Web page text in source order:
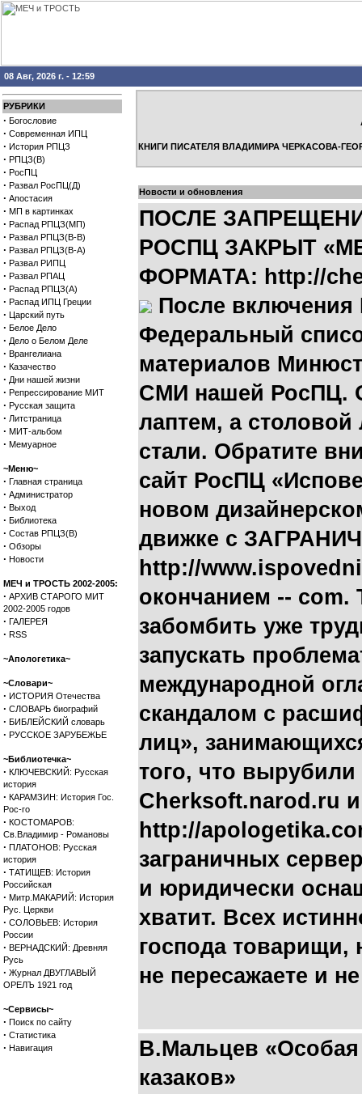
08 Авг, 2026 г. - 12:59
РУБРИКИ
· Богословие
· Современная ИПЦ
· История РПЦЗ
· РПЦЗ(В)
· РосПЦ
· Развал РосПЦ(Д)
· Апостасия
· МП в картинках
· Распад РПЦЗ(МП)
· Развал РПЦЗ(В-В)
· Развал РПЦЗ(В-А)
· Развал РИПЦ
· Развал РПАЦ
· Распад РПЦЗ(А)
· Распад ИПЦ Греции
· Царский путь
· Белое Дело
· Дело о Белом Деле
· Врангелиана
· Казачество
· Дни нашей жизни
· Репрессирование МИТ
· Русская защита
· Литстраница
· МИТ-альбом
· Мемуарное
~Меню~
· Главная страница
· Администратор
· Выход
· Библиотека
· Состав РПЦЗ(В)
· Обзоры
· Новости
МЕЧ и ТРОСТЬ 2002-2005:
· АРХИВ СТАРОГО МИТ
2002-2005 годов
· ГАЛЕРЕЯ
· RSS
~Апологетика~
~Словари~
· ИСТОРИЯ Отечества
· СЛОВАРЬ биографий
· БИБЛЕЙСКИЙ словарь
· РУССКОЕ ЗАРУБЕЖЬЕ
~Библиотечка~
· КЛЮЧЕВСКИЙ: Русская
история
· КАРАМЗИН: История Гос.
Рос-го
· КОСТОМАРОВ:
Св.Владимир - Романовы
· ПЛАТОНОВ: Русская
история
· ТАТИЩЕВ: История
Российская
· Митр.МАКАРИЙ: История
Рус. Церкви
· СОЛОВЬЕВ: История
России
· ВЕРНАДСКИЙ: Древняя
Русь
· Журнал ДВУГЛАВЫЙ
ОРЕЛЪ 1921 год
~Сервисы~
· Поиск по сайту
· Статистика
· Навигация
КНИГИ ПИСАТЕЛЯ ВЛАДИМИРА ЧЕРКАСОВА-
Новости и обновления
ПОСЛЕ
РОСПЦ ЗАКРЫТ
ФОРМАТА: http://
После
Федеральный
материалов
СМИ нашей РосПЦ.
лаптем, а
стали. Обратите
сайт РосПЦ
новом
движке с
http://
окончанием -- com.
забомбить уже
запускать
международной
скандалом с
лиц»,
того, что
Cherksoft.narod.ru и
http://
заграничных
и юридически
хватит. Всех
господа товарищи,
не пересажаете и
В.Мальцев
казаков»